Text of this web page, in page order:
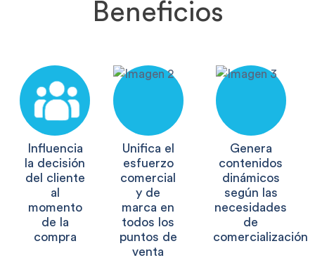
Beneficios
Influencia
la decisión
del cliente
al
momento
de la
compra
Unifica el
esfuerzo
comercial
y de
marca en
todos los
puntos de
venta
Genera
contenidos
dinámicos
según las
necesidades
de
comercialización